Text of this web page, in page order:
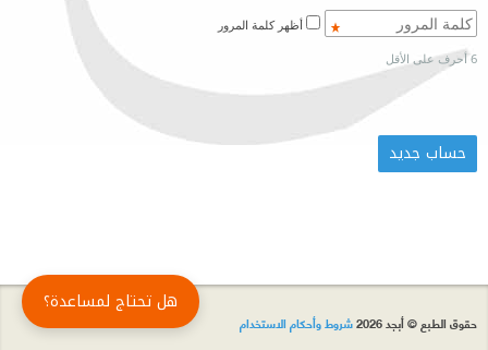
6 أحرف على الأقل
حقوق الطبع © أبجد 2026 شروط وأحكام الاستخدام
هل تحتاج لمساعدة؟